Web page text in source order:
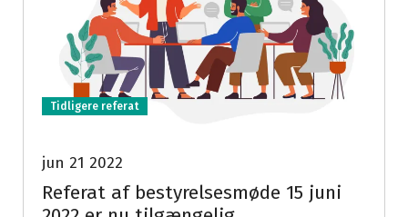
Tidligere referat
jun 21 2022
Referat af bestyrelsesmøde 15 juni